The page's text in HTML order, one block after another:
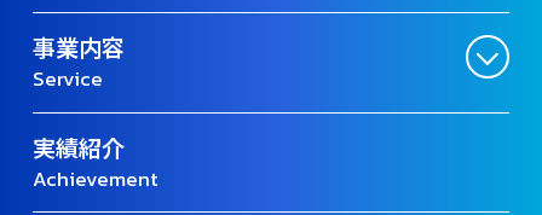
事業内容
Service
実績紹介
Achievement